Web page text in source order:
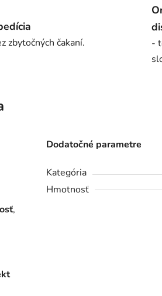
zbytočných čakaní.
-
,
Dodatočné parametre
Kategória
Hmotnosť